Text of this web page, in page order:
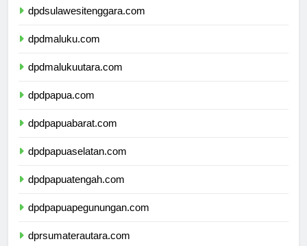
dpdsulawesitenggara.com
dpdmaluku.com
dpdmalukuutara.com
dpdpapua.com
dpdpapuabarat.com
dpdpapuaselatan.com
dpdpapuatengah.com
dpdpapuapegunungan.com
dprsumaterautara.com